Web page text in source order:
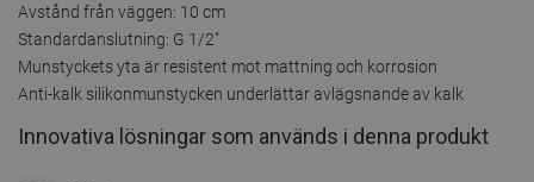
Avstånd från väggen: 10 cm
Standardanslutning: G 1/2"
Munstyckets yta är resistent mot mattning och korrosion
Anti-kalk silikonmunstycken underlättar avlägsnande av kalk
Innovativa lösningar som används i denna produkt